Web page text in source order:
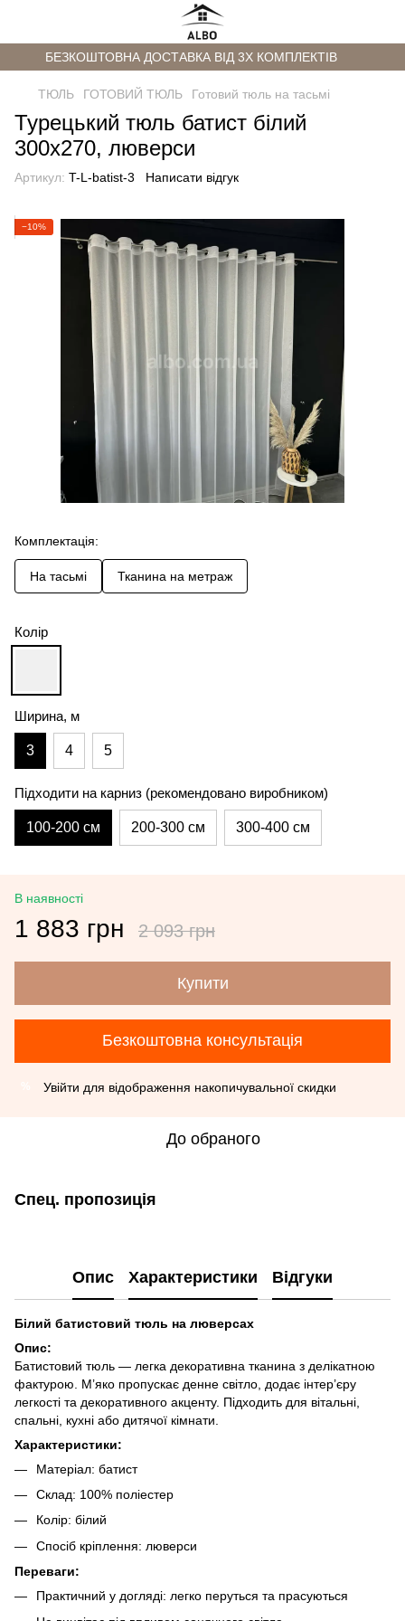
БЕЗКОШТОВНА ДОСТАВКА ВІД 3Х КОМПЛЕКТІВ
ТЮЛЬ ГОТОВИЙ ТЮЛЬ Готовий тюль на тасьмі
Турецький тюль батист білий
300х270, люверси
Артикул: T-L-batist-3 Написати відгук
−10%
Комплектація:
На тасьмі Тканина на метраж
Колір
Ширина, м
3 4 5
Підходити на карниз (рекомендовано виробником)
100-200 см 200-300 см 300-400 см
В наявності
1 883 грн 2 093 грн
Купити
Безкоштовна консультація
Увійти для відображення накопичувальної скидки
До обраного
Спец. пропозиція
Опис Характеристики Відгуки
Білий батистовий тюль на люверсах
Опис:
Батистовий тюль — легка декоративна тканина з делікатною
фактурою. М’яко пропускає денне світло, додає інтер’єру
легкості та декоративного акценту. Підходить для вітальні,
спальні, кухні або дитячої кімнати.
Характеристики:
Матеріал: батист
Склад: 100% поліестер
Колір: білий
Спосіб кріплення: люверси
Переваги:
Практичний у догляді: легко перуться та прасуються